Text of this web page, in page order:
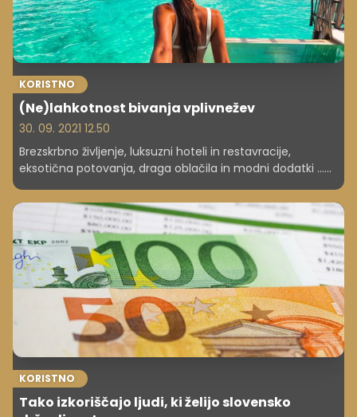
KORISTNO
(Ne)lahkotnost bivanja vplivnežev
30. 09. 2021 12.50
Brezskrbno življenje, luksuzni hoteli in restavracije,
eksotična potovanja, draga oblačila in modni dodatki ...
ustvarjajo vtis, da dejansko vse to živijo vsak dan. A kako
resnično in pristno je to? Koliko zaslužijo, na kakšen način
služijo in kdo sploh je vplivnež?
KORISTNO
Tako izkoriščajo ljudi, ki želijo slovensko